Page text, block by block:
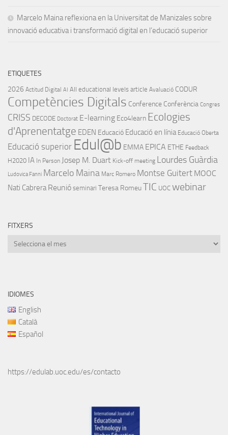
Marcelo Maina reflexiona en la Universitat de Manizales sobre
innovació educativa i transformació digital en l’educació superior
ETIQUETES
2026 Actitud Digital AI All educational levels article Avaluació CODUR
Competències Digitals Conference Conferència Congres
CRISS DECODE Doctorat E-learning Eco4learn Ecologies
d'Aprenentatge EDEN Educació Educació en línia Educació Oberta
Educació superior Edul@b EMMA EPICA ETHE Feedback
H2020 IA In Person Josep M. Duart Kick-off meeting Lourdes Guàrdia
Ludovica Fanni Marcelo Maina Marc Romero Montse Guitert MOOC
Nati Cabrera Reunió seminari Teresa RomeuTIC UOC webinar
FITXERS
Fitxers
IDIOMES
English
Català
Español
https://edulab.uoc.edu/es/contacto